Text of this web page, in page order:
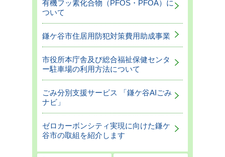
有機フッ素化合物（PFOS・PFOA）に
ついて
鎌ケ谷市住居用防犯対策費用助成事業
市役所本庁舎及び総合福祉保健センタ
ー駐車場の利用方法について
ごみ分別支援サービス 「鎌ケ谷AIごみ
ナビ」
ゼロカーボンシティ実現に向けた鎌ケ
谷市の取組を紹介します